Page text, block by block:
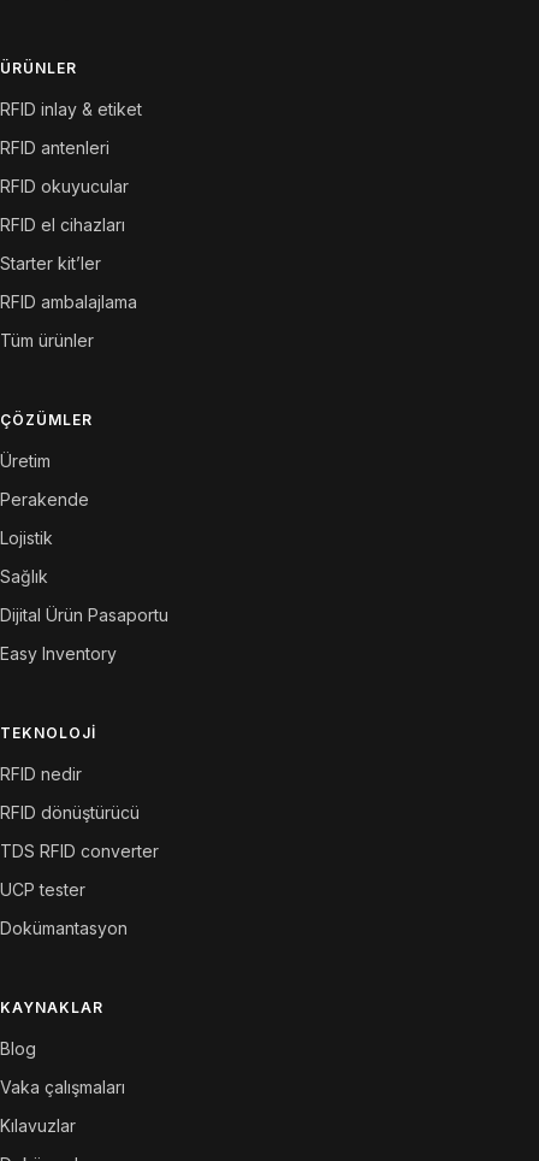
ÜRÜNLER
RFID inlay & etiket
RFID antenleri
RFID okuyucular
RFID el cihazları
Starter kit’ler
RFID ambalajlama
Tüm ürünler
ÇÖZÜMLER
Üretim
Perakende
Lojistik
Sağlık
Dijital Ürün Pasaportu
Easy Inventory
TEKNOLOJI
RFID nedir
RFID dönüştürücü
TDS RFID converter
UCP tester
Dokümantasyon
KAYNAKLAR
Blog
Vaka çalışmaları
Kılavuzlar